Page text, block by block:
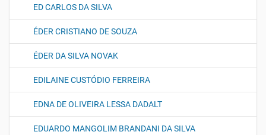
ED CARLOS DA SILVA
ÉDER CRISTIANO DE SOUZA
ÉDER DA SILVA NOVAK
EDILAINE CUSTÓDIO FERREIRA
EDNA DE OLIVEIRA LESSA DADALT
EDUARDO MANGOLIM BRANDANI DA SILVA